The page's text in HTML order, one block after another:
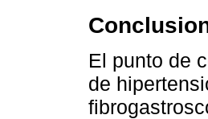
El punto de
de